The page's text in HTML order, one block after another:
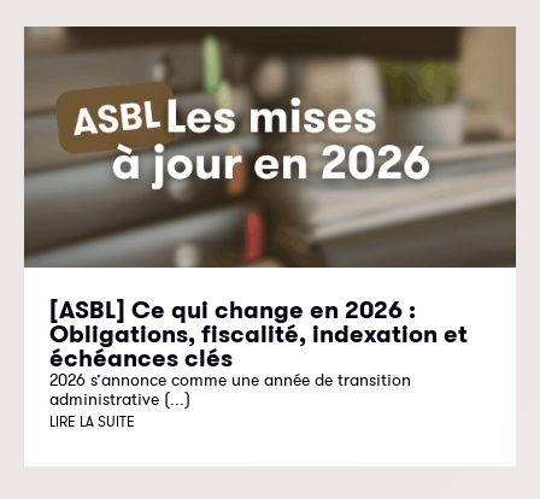
[ASBL] Ce qui change en 2026 :
Obligations, fiscalité, indexation et
échéances clés
2026 s’annonce comme une année de transition
administrative (...)
LIRE LA SUITE